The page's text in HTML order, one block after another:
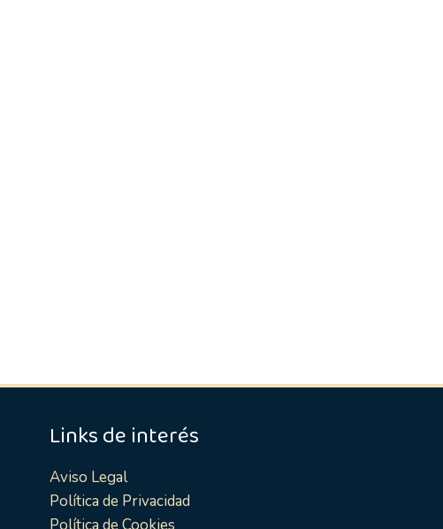
Links de interés
Aviso Legal
Política de Privacidad
Política de Cookies